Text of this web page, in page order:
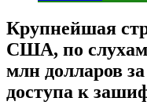
Крупнейшая
США, по
млн долларов
доступа к